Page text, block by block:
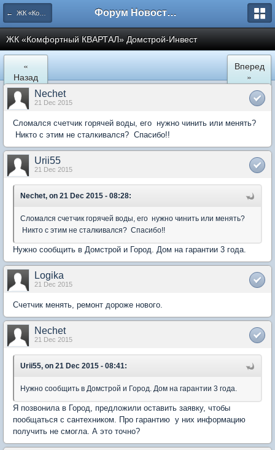
← ЖК «Комфортный КВАРТАЛ» Форум Новостройки
ЖК «Комфортный КВАРТАЛ» Домстрой-Инвест
«
Назад
Вперед
»
Nechet
21 Dec 2015
Сломался счетчик горячей воды, его нужно чинить или менять?
Никто с этим не сталкивался? Спасибо!!
Urii55
21 Dec 2015
Nechet, on 21 Dec 2015 - 08:28:
Сломался счетчик горячей воды, его нужно чинить или менять?
Никто с этим не сталкивался? Спасибо!!
Нужно сообщить в Домстрой и Город. Дом на гарантии 3 года.
Logika
21 Dec 2015
Счетчик менять, ремонт дороже нового.
Nechet
21 Dec 2015
Urii55, on 21 Dec 2015 - 08:41:
Нужно сообщить в Домстрой и Город. Дом на гарантии 3 года.
Я позвонила в Город, предложили оставить заявку, чтобы
пообщаться с сантехником. Про гарантию у них информацию
получить не смогла. А это точно?